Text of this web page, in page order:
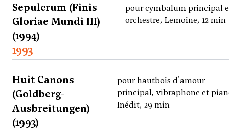
Sepulcrum (Finis
Gloriae Mundi III)
(1994)
pour cymbalum principal
orchestre, Lemoine, 12 min
1993
Huit Canons
(Goldberg-
Ausbreitungen)
(1993)
pour hautbois d'amour
principal, vibraphone et
Inédit, 29 min